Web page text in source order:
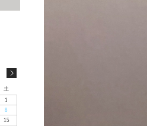
土
1
8
15